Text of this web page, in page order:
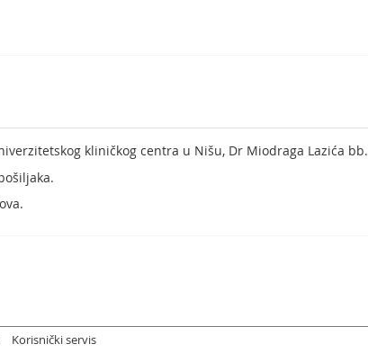
kliničkog centra u Nišu, Dr Miodraga Lazića bb.
Korisnički servis